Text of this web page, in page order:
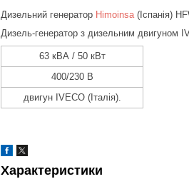
Дизельний генератор Himoinsa (Іспанія)
Дизель-генератор з дизельним двигуном
63 кВА / 50 кВт
400/230 В
двигун IVECO (Італія).
Характеристики